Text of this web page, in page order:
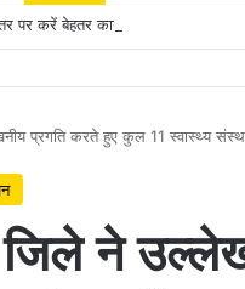
पर करें बेहतर कार्य: मुख्यमंत्री
प्रगति करते हुए कुल 11 स्वास्थ्य
जिले ने